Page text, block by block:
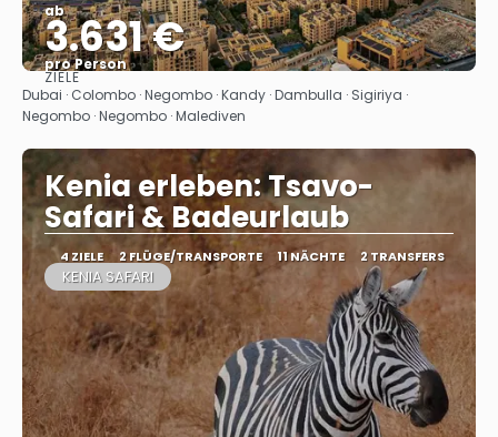
ab
3.631 €
pro Person
Sehen
ZIELE
Dubai · Colombo · Negombo · Kandy · Dambulla · Sigiriya ·
Negombo · Negombo · Malediven
Kenia erleben: Tsavo-
Safari & Badeurlaub
4 ZIELE 2 FLÜGE/TRANSPORTE 11 NÄCHTE 2 TRANSFERS
KENIA SAFARI